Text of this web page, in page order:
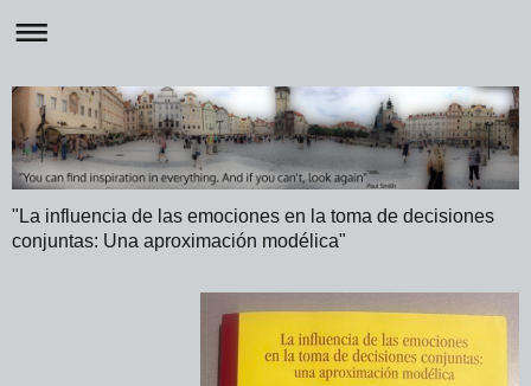
"La influencia de las emociones en la toma de decisiones
conjuntas: Una aproximación modélica"